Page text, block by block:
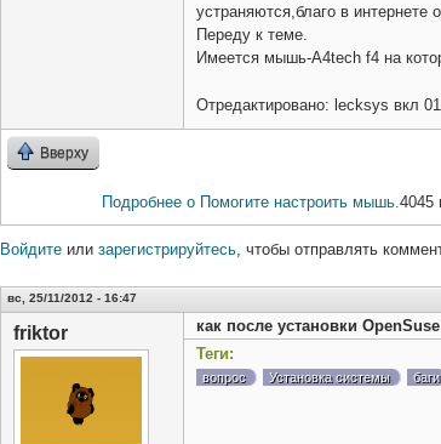
устраняются,благо в интернете
Переду к теме.
Имеется мышь-A4tech f4 на
Отредактировано: lecksys вкл
Вверху
Подробнее о Помогите настроить мышь. 4045
Войдите или зарегистрируйтесь , чтобы отправлять
вс, 25/11/2012 - 16:47
friktor
как после установки
Теги:
вопрос Установка системы баги